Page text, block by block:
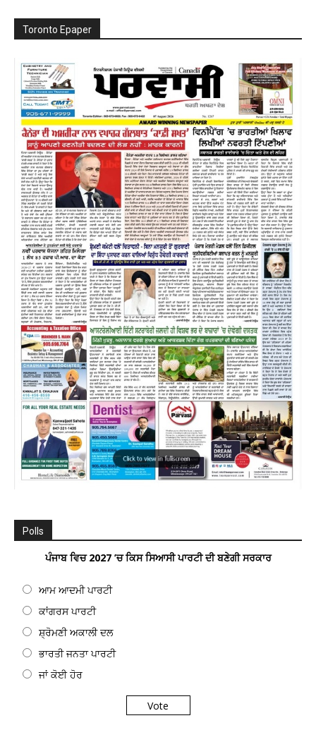
Toronto Epaper
Polls
ਪੰਜਾਬ ਵਿਚ 2027 ’ਚ ਕਿਸ ਸਿਆਸੀ ਪਾਰਟੀ ਦੀ ਬਣੇਗੀ ਸਰਕਾਰ
ਆਮ ਆਦਮੀ ਪਾਰਟੀ
ਕਾਂਗਰਸ ਪਾਰਟੀ
ਸ਼੍ਰੋਮਣੀ ਅਕਾਲੀ ਦਲ
ਭਾਰਤੀ ਜਨਤਾ ਪਾਰਟੀ
ਜਾਂ ਕੋਈ ਹੋਰ